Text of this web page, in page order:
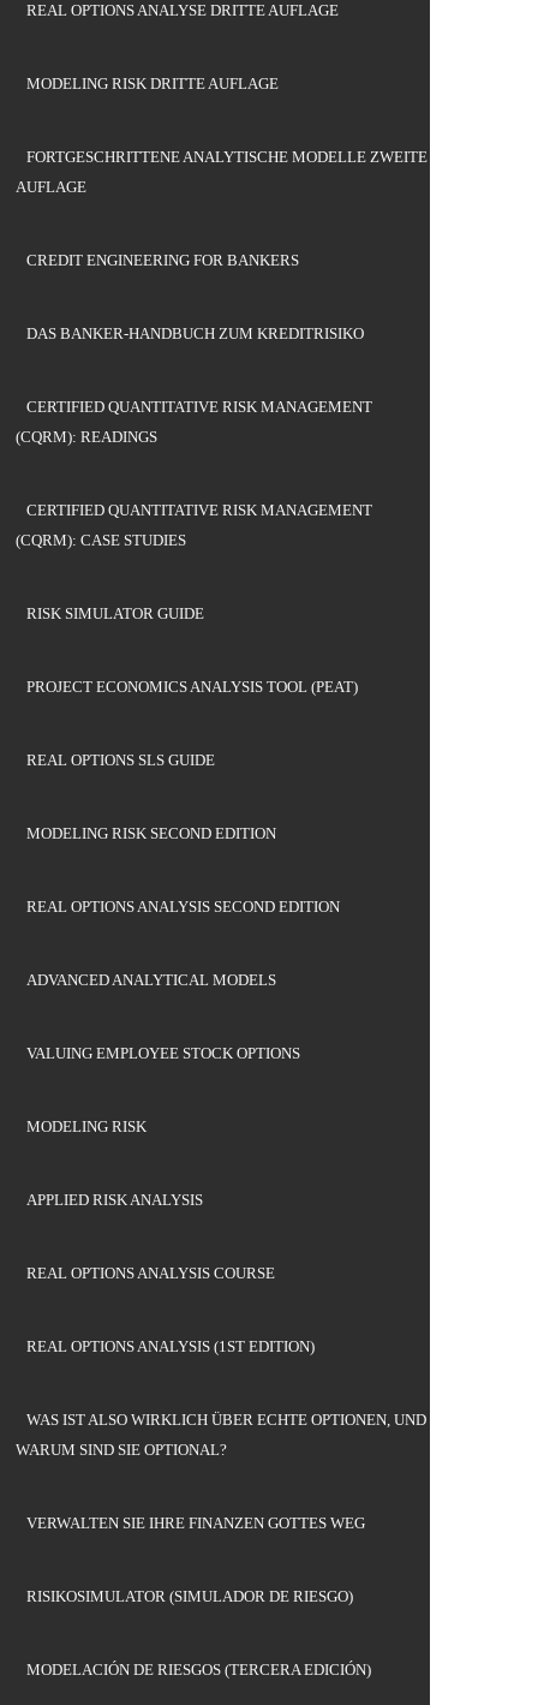
REAL OPTIONS ANALYSE DRITTE AUFLAGE
MODELING RISK DRITTE AUFLAGE
FORTGESCHRITTENE ANALYTISCHE MODELLE ZWEITE
AUFLAGE
CREDIT ENGINEERING FOR BANKERS
DAS BANKER-HANDBUCH ZUM KREDITRISIKO
CERTIFIED QUANTITATIVE RISK MANAGEMENT
(CQRM): READINGS
CERTIFIED QUANTITATIVE RISK MANAGEMENT
(CQRM): CASE STUDIES
RISK SIMULATOR GUIDE
PROJECT ECONOMICS ANALYSIS TOOL (PEAT)
REAL OPTIONS SLS GUIDE
MODELING RISK SECOND EDITION
REAL OPTIONS ANALYSIS SECOND EDITION
ADVANCED ANALYTICAL MODELS
VALUING EMPLOYEE STOCK OPTIONS
MODELING RISK
APPLIED RISK ANALYSIS
REAL OPTIONS ANALYSIS COURSE
REAL OPTIONS ANALYSIS (1ST EDITION)
WAS IST ALSO WIRKLICH ÜBER ECHTE OPTIONEN, UND
WARUM SIND SIE OPTIONAL?
VERWALTEN SIE IHRE FINANZEN GOTTES WEG
RISIKOSIMULATOR (SIMULADOR DE RIESGO)
MODELACIÓN DE RIESGOS (TERCERA EDICIÓN)